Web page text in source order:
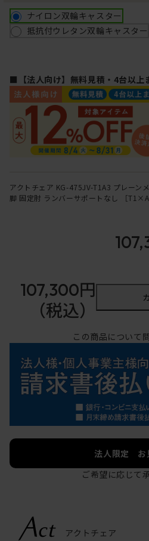
ナイロン双輪キャスター
抵抗付ウレタン双輪キャスター
■【法人向け】無料見積・4台以上
アクトチェア KG-475JV-T1A3 プレーン
脚 固定肘 ランバーサポートなし ［
107,300円
（税込）
この商品について
法人限定 お
ご希望に応じて